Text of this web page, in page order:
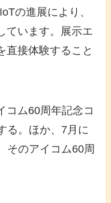
の進展により、
ています。展示エ
直接体験すること
コム60周年記念コ
る。ほか、7月に
そのアイコム60周